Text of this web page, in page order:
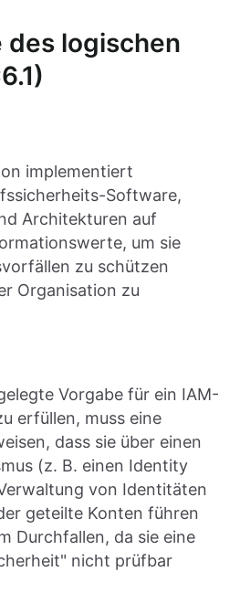
des logischen
implementiert
Software,
Architekturen auf
um sie
zu schützen
Organisation zu
Vorgabe für ein IAM-
erfüllen, muss eine
dass sie über einen
(z. B. einen Identity
von Identitäten
geteilte Konten führen
Durchfallen, da sie eine
nicht prüfbar